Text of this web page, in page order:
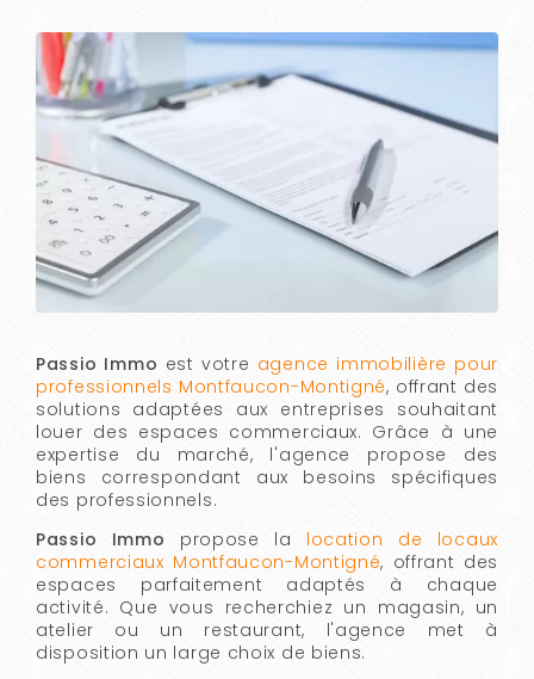
Passio Immo est votre agence immobilière pour
professionnels Montfaucon-Montigné, offrant des
solutions adaptées aux entreprises souhaitant
louer des espaces commerciaux. Grâce à une
expertise du marché, l'agence propose des
biens correspondant aux besoins spécifiques
des professionnels.
Passio Immo propose la location de locaux
commerciaux Montfaucon-Montigné, offrant des
espaces parfaitement adaptés à chaque
activité. Que vous recherchiez un magasin, un
atelier ou un restaurant, l'agence met à
disposition un large choix de biens.